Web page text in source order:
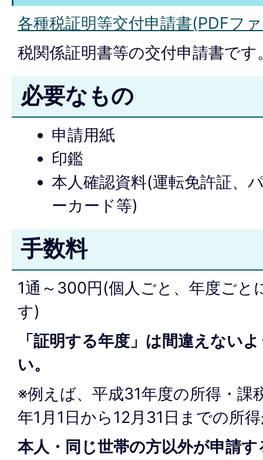
各種税証明等交付申請書(PDFフ
税関係証明書等の交付申請書です
必要なもの
申請用紙
印鑑
本人確認資料(運転免許証、
ーカード等)
手数料
1通～300円(個人ごと、年度ごと
す)
「証明する年度」は間違えない
い。
※例えば、平成31年度の所得・課
年1月1日から12月31日までの所
本人・同じ世帯の方以外が申請